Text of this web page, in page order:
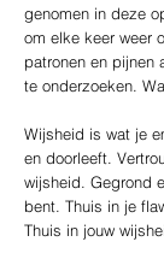
genomen in deze
om elke keer weer
patronen en pijnen
te onderzoeken.
Wijsheid is wat je
en doorleeft.
wijsheid. Gegrond
bent. Thuis in je
Thuis in jouw